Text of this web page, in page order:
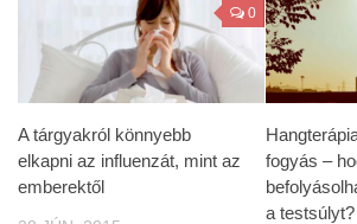
0
A tárgyakról könnyebb
elkapni az influenzát, mint az
emberektől
fogyás –
a testsúlyt?